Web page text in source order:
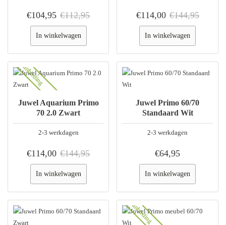
€104,95 €112,95
In winkelwagen
€114,00 €144,95
In winkelwagen
Aanbieding
2-3 werkdagen
Juwel Aquarium Primo
70 2.0 Zwart
€114,00 €144,95
In winkelwagen
2-3 werkdagen
Juwel Primo 60/70
Standaard Wit
€64,95
In winkelwagen
Aanbieding